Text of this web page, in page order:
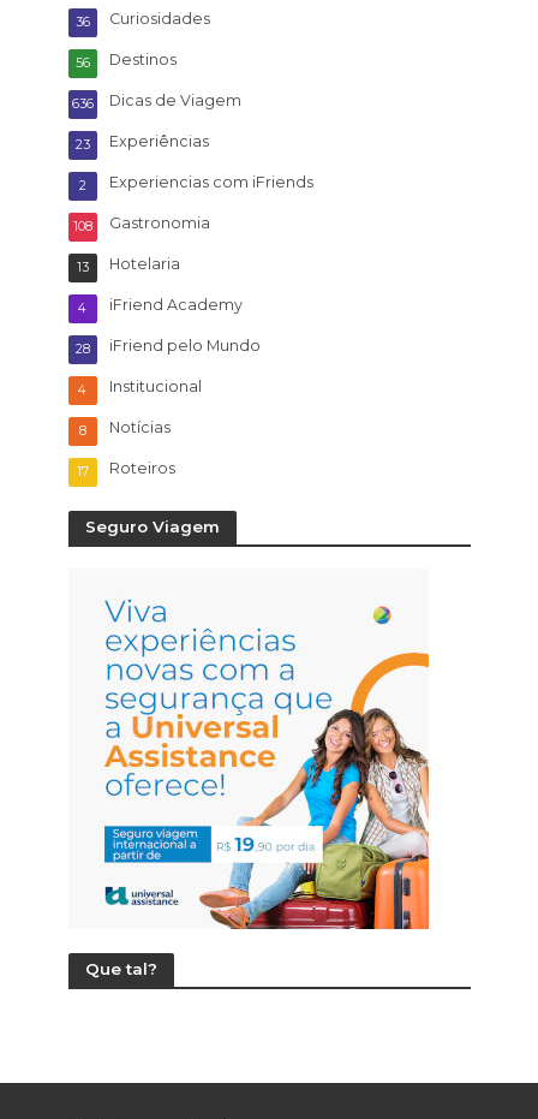
Curiosidades
36
Destinos
56
Dicas de Viagem
636
Experiências
23
Experiencias com iFriends
2
Gastronomia
108
Hotelaria
13
iFriend Academy
4
iFriend pelo Mundo
28
Institucional
4
Notícias
8
Roteiros
17
Seguro Viagem
Que tal?